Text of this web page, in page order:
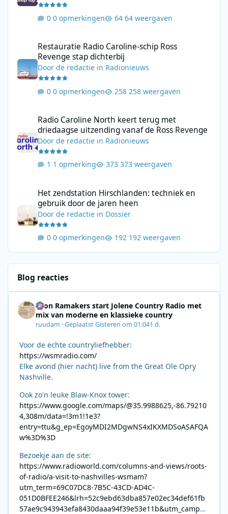
0 opmerkingen 64 weergaven
Restauratie Radio Caroline-schip Ross
Revenge stap dichterbij
Doorde redactie in Radionieuws
0 opmerkingen 258 weergaven
Radio Caroline North keert terug met
driedaagse uitzending vanaf de Ross Revenge
Doorde redactie in Radionieuws
1 opmerking 373 weergaven
Het zendstation Hirschlanden: techniek en
gebruik door de jaren heen
Doorde redactie in Dossier
0 opmerkingen 192 weergaven
Blog reacties
Leon Ramakers start Jolene Country Radio met
mix van moderne en klassieke country
ruudam ·GeplaatstGisteren om 01:041 d.
Voor de echte countryliefhebber:
https://wsmradio.com/
Elke avond (hier nacht) live from the Great Ole Opry
Nashville.
Ook zo'n leuke Blaw-Knox tower:
https://www.google.com/maps/@35.9988625,-86.79210
4,308m/data=!3m1!1e3?
entry=ttu&g_ep=EgoyMDI2MDgwNS4xIKXMDSoASAFQA
w%3D%3D
Bezoekje aan de site:
https://www.radioworld.com/columns-and-views/roots-
of-radio/a-visit-to-nashvilles-wsmam?
utm_term=69C07DC8-7B5C-43CD-AD4C-
051D0BFEE246&lrh=52c9ebd63dba857e02ec34def61fb
57ae9c943943efa8430daaa94f39e53e11b&utm_campai